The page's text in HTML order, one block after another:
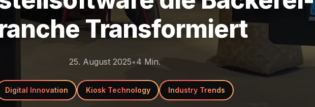
Transformiert
25. August 2025•4 Min.
Digital Innovation Kiosk Technology Industry Trends